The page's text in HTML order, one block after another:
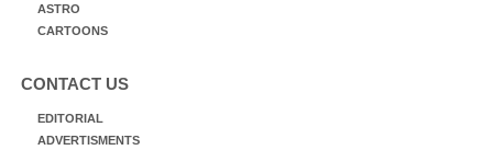
ASTRO
CARTOONS
CONTACT US
EDITORIAL
ADVERTISMENTS